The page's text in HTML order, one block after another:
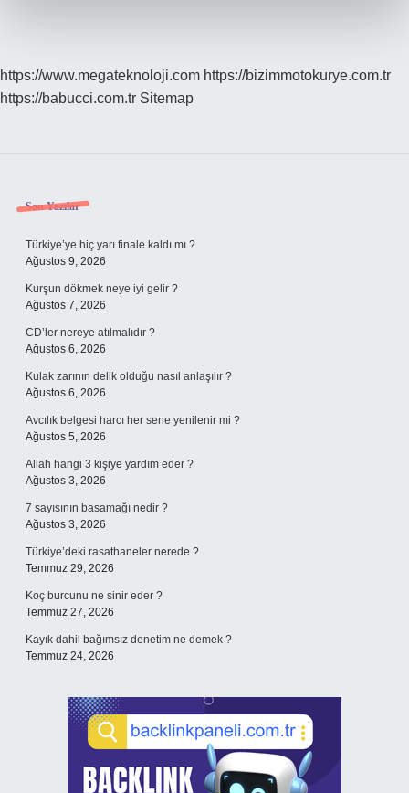
https://www.megateknoloji.com https://bizimmotokurye.com.tr
https://babucci.com.tr Sitemap
Sidebar
Son Yazılar
Türkiye’ye hiç yarı finale kaldı mı ?
Ağustos 9, 2026
Kurşun dökmek neye iyi gelir ?
Ağustos 7, 2026
CD’ler nereye atılmalıdır ?
Ağustos 6, 2026
Kulak zarının delik olduğu nasıl anlaşılır ?
Ağustos 6, 2026
Avcılık belgesi harcı her sene yenilenir mi ?
Ağustos 5, 2026
Allah hangi 3 kişiye yardım eder ?
Ağustos 3, 2026
7 sayısının basamağı nedir ?
Ağustos 3, 2026
Türkiye’deki rasathaneler nerede ?
Temmuz 29, 2026
Koç burcunu ne sinir eder ?
Temmuz 27, 2026
Kayık dahil bağımsız denetim ne demek ?
Temmuz 24, 2026